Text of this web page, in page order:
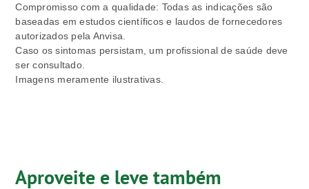
Compromisso com a qualidade: Todas as indicações são
baseadas em estudos científicos e laudos de fornecedores
autorizados pela Anvisa.
Caso os sintomas persistam, um profissional de saúde deve
ser consultado.
Imagens meramente ilustrativas.
Aproveite e leve também